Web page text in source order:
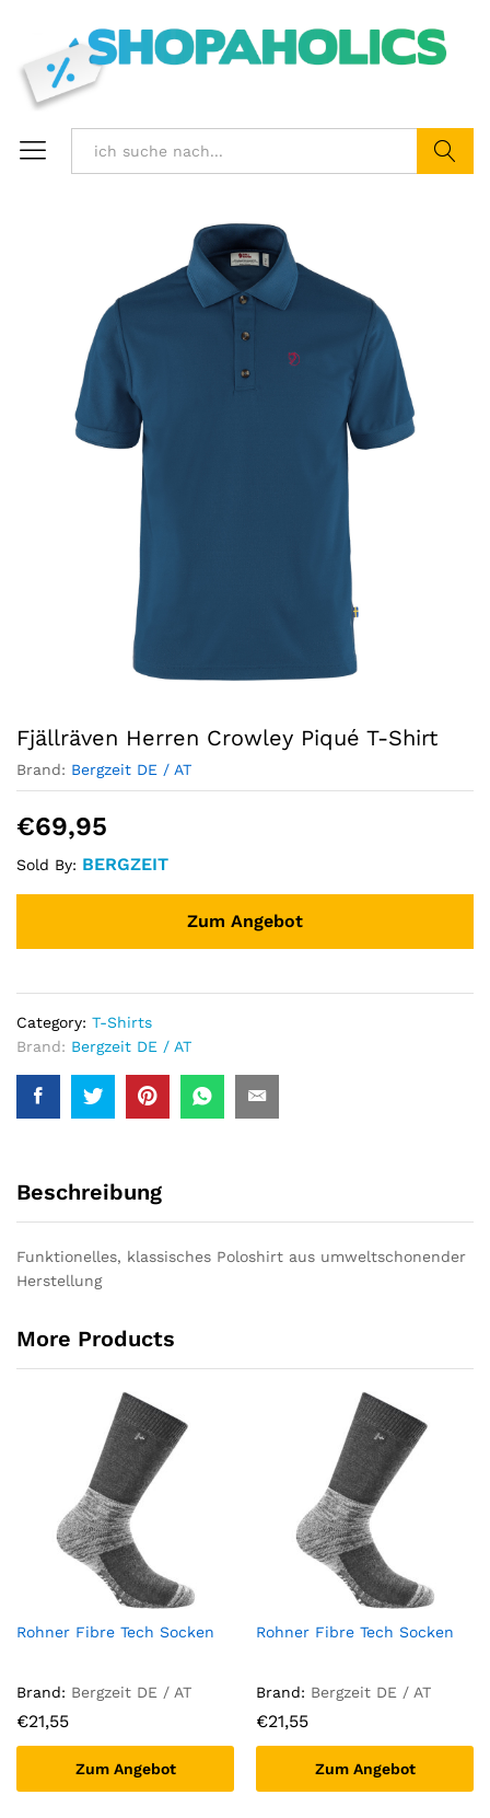
Fjällräven Herren Crowley Piqué T-Shirt
Brand: Bergzeit DE / AT
€69,95
Sold By: BERGZEIT
Zum Angebot
Category: T-Shirts
Brand: Bergzeit DE / AT
Beschreibung
Funktionelles, klassisches Poloshirt aus umweltschonender
Herstellung
More Products
Rohner Fibre Tech Socken
Brand: Bergzeit DE / AT
€21,55
Zum Angebot
Rohner Fibre Tech Socken
Brand: Bergzeit DE / AT
€21,55
Zum Angebot